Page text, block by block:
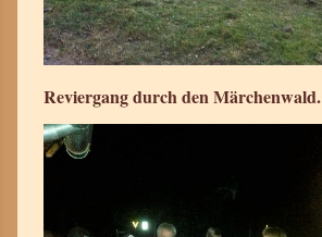
Reviergang durch den Märchenwald.